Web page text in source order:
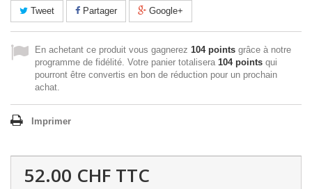
Tweet Partager Google+
En achetant ce produit vous gagnerez 104 points grâce à notre
programme de fidélité. Votre panier totalisera 104 points qui
pourront être convertis en bon de réduction pour un prochain
achat.
Imprimer
52.00 CHF TTC